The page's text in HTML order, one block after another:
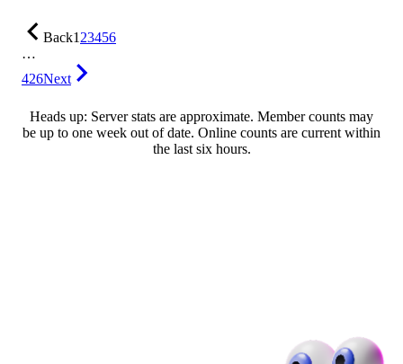
Back123456
…
426Next
Heads up: Server stats are approximate. Member counts may
be up to one week out of date. Online counts are current within
the last six hours.